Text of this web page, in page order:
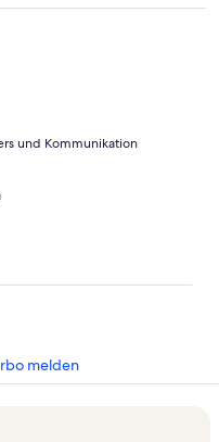
und Kommunikation
melden